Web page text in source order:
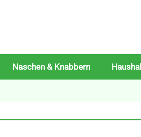
Naschen & Knabbern